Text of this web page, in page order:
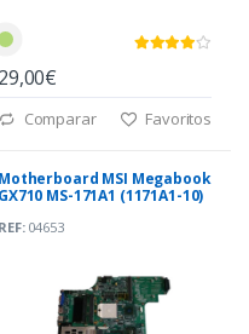
29,00€
Comparar Favoritos
Motherboard MSI Megabook
GX710 MS-171A1 (1171A1-10)
REF:04653